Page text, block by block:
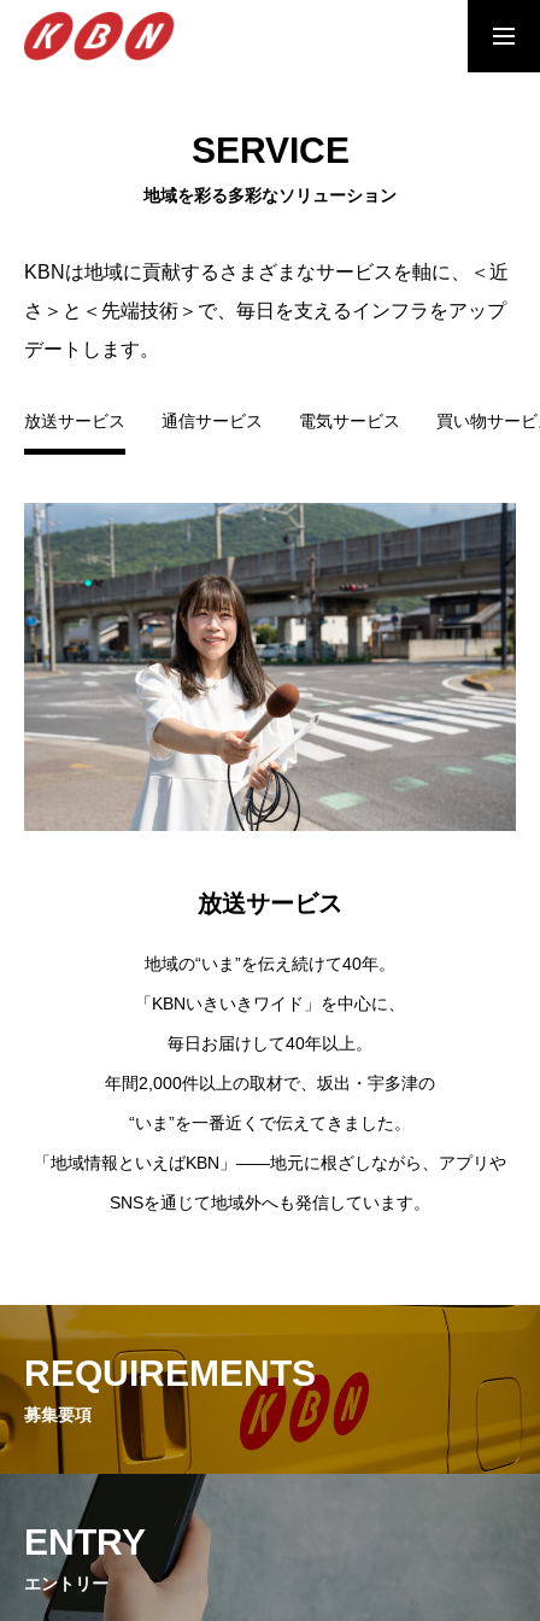
MESSAGE
よりよい明日へ。あなたの暮らしに、もっと。
SERVICE
地域を彩る多彩なソリューション
幅広いサービスで地域を支える、クリエーションカンパニー
RICRUIT
募集要項はこちら
SERVICE
地域を彩る多彩なソリューション
KBNは地域に貢献するさまざまなサービスを軸に、＜近
さ＞と＜先端技術＞で、毎日を支えるインフラをアップ
デートします。
放送サービス 通信サービス 電気サービス 買い物サー
放送サービス
地域の“いま”を伝え続けて40年。
「KBNいきいきワイド」を中心に、
毎日お届けして40年以上。
年間2,000件以上の取材で、坂出・宇多津の
“いま”を一番近くで伝えてきました。
「地域情報といえばKBN」――地元に根ざしながら、アプリや
SNSを通じて地域外へも発信しています。
REQUIREMENTS
募集要項
ENTRY
エントリー